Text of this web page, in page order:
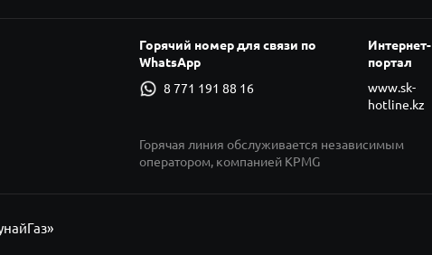
Горячий номер для связи по
WhatsApp
8 771 191 88 16
Интернет-
портал
www.sk-
hotline.kz
Горячая линия обслуживается независимым
оператором, компанией KPMG